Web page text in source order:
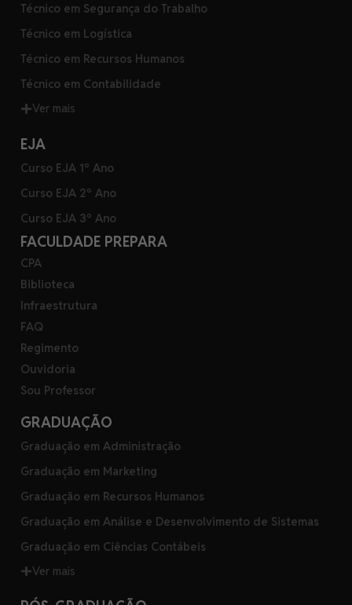
Técnico em Segurança do Trabalho
Técnico em Logística
Técnico em Recursos Humanos
Técnico em Contabilidade
Ver mais
EJA
Curso EJA 1º Ano
Curso EJA 2º Ano
Curso EJA 3º Ano
FACULDADE PREPARA
CPA
Biblioteca
Infraestrutura
FAQ
Regimento
Ouvidoria
Sou Professor
GRADUAÇÃO
Graduação em Administração
Graduação em Marketing
Graduação em Recursos Humanos
Graduação em Análise e Desenvolvimento de Sistemas
Graduação em Ciências Contábeis
Ver mais